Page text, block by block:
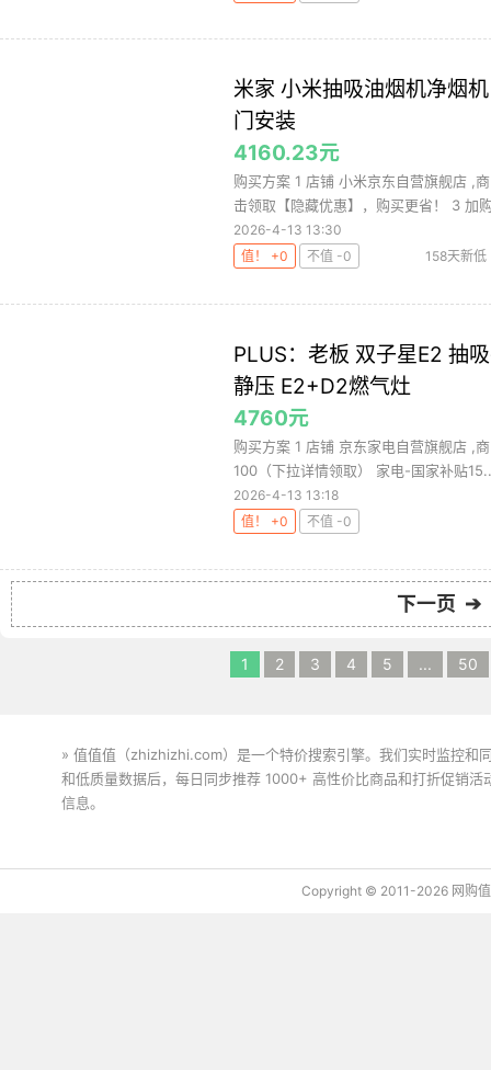
米家 小米抽吸油烟机净烟
门安装
4160.23元
购买方案 1 店铺 小米京东自营旗舰店 ,
击领取【隐藏优惠】，购买更省！ 3 加
2026-4-13 13:30
值！ +0
不值 -0
158天新低
PLUS：老板 双子星E2 抽
静压 E2+D2燃气灶
4760元
购买方案 1 店铺 京东家电自营旗舰店 ,
100（下拉详情领取） 家电-国家补贴
2026-4-13 13:18
值！ +0
不值 -0
下一页 ➔
1 2 3 4 5 ... 50
» 值值值（zhizhizhi.com）是一个特价搜索引擎。我们实时监控和
和低质量数据后，每日同步推荐 1000+ 高性价比商品和打折促销
信息。
Copyright © 2011-2026 网购